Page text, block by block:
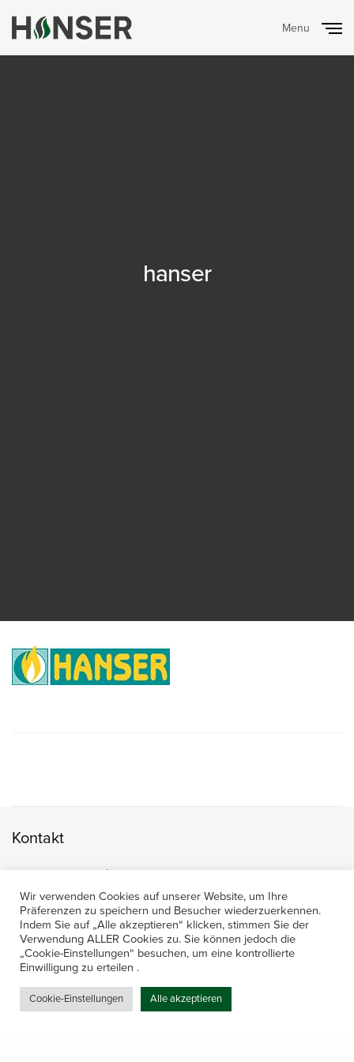
Menu
hanser
Kontakt
Amerling 133a / 6233 Kramsach
Telefon: +43 5337 64381
E-Mail: office@gastechnik-hanser.at
Datenschutz
Öffnungszeiten
Wir verwenden Cookies auf unserer Website, um Ihre
Präferenzen zu speichern und Besucher wiederzuerkennen.
Indem Sie auf „Alle akzeptieren“ klicken, stimmen Sie der
Verwendung ALLER Cookies zu. Sie können jedoch die
„Cookie-Einstellungen“ besuchen, um eine kontrollierte
Einwilligung zu erteilen .
Cookie-Einstellungen Alle akzeptieren